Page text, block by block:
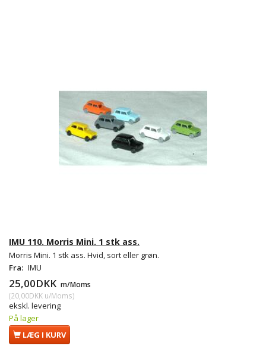
IMU 110. Morris Mini. 1 stk ass.
Morris Mini. 1 stk ass. Hvid, sort eller grøn.
Fra: IMU
25,00DKK m/Moms
(20,00DKK u/Moms)
ekskl. levering
På lager
LÆG I KURV